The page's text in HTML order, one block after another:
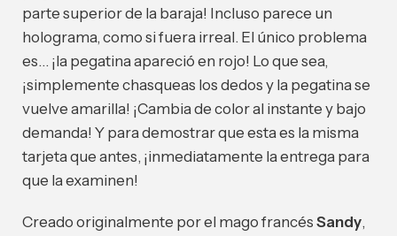
parte superior de la baraja! Incluso parece un
holograma, como si fuera irreal. El único problema
es… ¡la pegatina apareció en rojo! Lo que sea,
¡simplemente chasqueas los dedos y la pegatina se
vuelve amarilla! ¡Cambia de color al instante y bajo
demanda! Y para demostrar que esta es la misma
tarjeta que antes, ¡inmediatamente la entrega para
que la examinen!
Creado originalmente por el mago francés Sandy,